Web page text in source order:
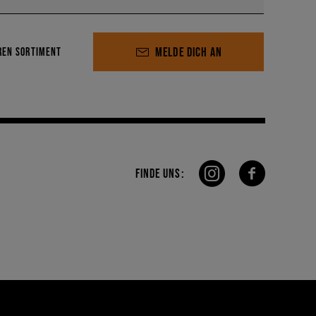
wohin du gehst. Das Design dieser Serie ist
Teilen und Prints kombinieren. Mit ein bisschen
jetzt.
SORTIMENT MELDE DICH AN
FINDE UNS: